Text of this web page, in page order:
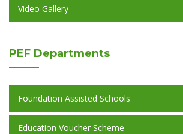
Video Gallery
PEF Departments
Foundation Assisted Schools
Education Voucher Scheme